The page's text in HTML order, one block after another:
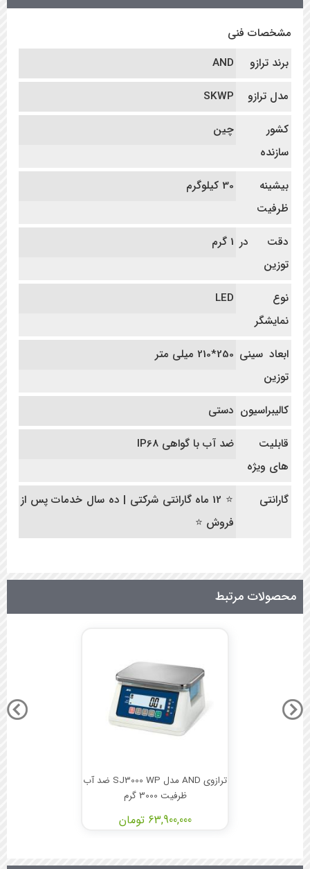
مشخصات فنی
برند ترازو
AND
مدل ترازو
SKWP
کشور
سازنده
چین
بیشینه
ظرفیت
30 کیلوگرم
دقت در
توزین
1 گرم
نوع
نمایشگر
LED
ابعاد سینی
توزین
250*210 میلی متر
کالیبراسیون دستی
قابلیت
های ویژه
ضد آب با گواهی IP68
گارانتی
⭐ 12 ماه گارانتی شرکتی | ده سال خدمات پس از
فروش ⭐
محصولات مرتبط
ترازوی AND مدل SJ3000 WP ضد آب
ظرفیت 3000 گرم
63,900,000 تومان